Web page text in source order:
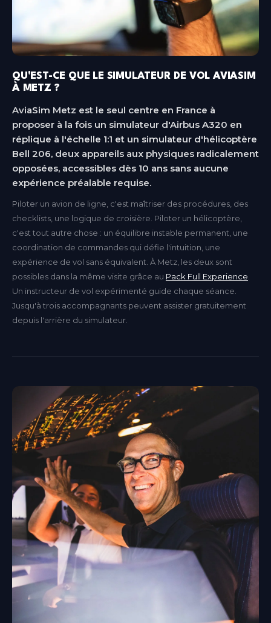
QU'EST-CE QUE LE SIMULATEUR DE VOL AVIASIM
À METZ ?
AviaSim Metz est le seul centre en France à
proposer à la fois un simulateur d'Airbus A320 en
réplique à l'échelle 1:1 et un simulateur d'hélicoptère
Bell 206, deux appareils aux physiques radicalement
opposées, accessibles dès 10 ans sans aucune
expérience préalable requise.
Piloter un avion de ligne, c'est maîtriser des procédures, des
checklists, une logique de croisière. Piloter un hélicoptère,
c'est tout autre chose : un équilibre instable permanent, une
coordination de commandes qui défie l'intuition, une
expérience de vol sans équivalent. À Metz, les deux sont
possibles dans la même visite grâce au Pack Full Experience
Un instructeur de vol expérimenté guide chaque séance.
Jusqu'à trois accompagnants peuvent assister gratuitement
depuis l'arrière du simulateur.